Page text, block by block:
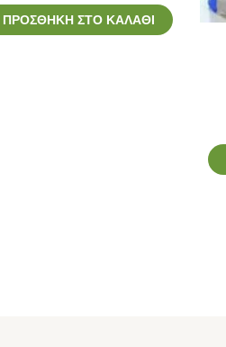
ΠΡΟΣΘΉΚΗ ΣΤΟ ΚΑΛΆΘΙ